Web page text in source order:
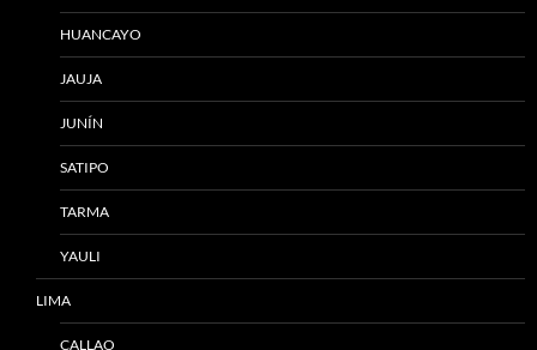
HUANCAYO
JAUJA
JUNÍN
SATIPO
TARMA
YAULI
LIMA
CALLAO